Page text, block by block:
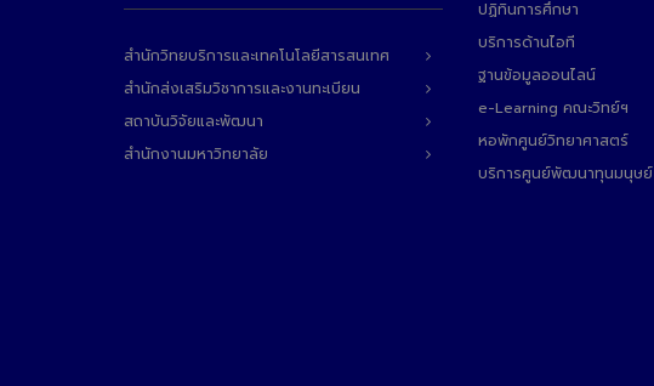
สำนักวิทยบริการและเทคโนโลยีสารสนเทศ
สำนักส่งเสริมวิชาการและงานทะเบียน
สถาบันวิจัยและพัฒนา
สำนักงานมหาวิทยาลัย
ปฏิทินการศึกษา
บริการด้านไอที
ฐานข้อมูลออนไลน์
e-Learning คณะวิทย์ฯ
หอพักศูนย์วิทยาศาสตร์
บริการศูนย์พัฒนาทุนมนุษย์